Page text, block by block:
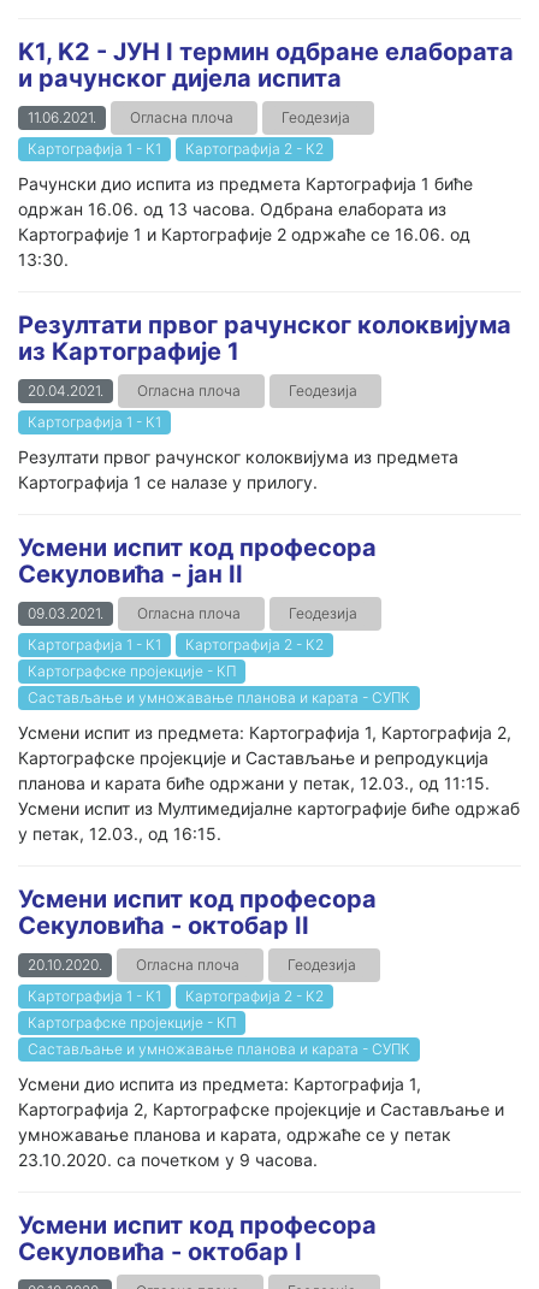
K1, K2 - ЈУН I термин одбране елабората
и рачунског дијела испита
11.06.2021. Огласна плоча
Геодезија
Картографија 1 - К1
Картографија 2 - К2
Рачунски дио испита из предмета Картографија 1 биће
одржан 16.06. од 13 часова. Одбрана елабората из
Картографије 1 и Картографије 2 одржаће се 16.06. од
13:30.
Резултати првог рачунског колоквијума
из Картографије 1
20.04.2021. Огласна плоча
Геодезија
Картографија 1 - К1
Резултати првог рачунског колоквијума из предмета
Картографија 1 се налазе у прилогу.
Усмени испит код професора
Секуловића - јан II
09.03.2021. Огласна плоча
Геодезија
Картографија 1 - К1
Картографија 2 - К2
Картографске пројекције - КП
Састављање и умножавање планова и карата - СУПК
Усмени испит из предмета: Картографија 1, Картографија 2,
Картографске пројекције и Састављање и репродукција
планова и карата биће одржани у петак, 12.03., од 11:15.
Усмени испит из Мултимедијалне картографије биће одржаб
у петак, 12.03., од 16:15.
Усмени испит код професора
Секуловића - октобар II
20.10.2020. Огласна плоча
Геодезија
Картографија 1 - К1
Картографија 2 - К2
Картографске пројекције - КП
Састављање и умножавање планова и карата - СУПК
Усмени дио испита из предмета: Картографија 1,
Картографија 2, Картографске пројекције и Састављање и
умножавање планова и карата, одржаће се у петак
23.10.2020. са почетком у 9 часова.
Усмени испит код професора
Секуловића - октобар I